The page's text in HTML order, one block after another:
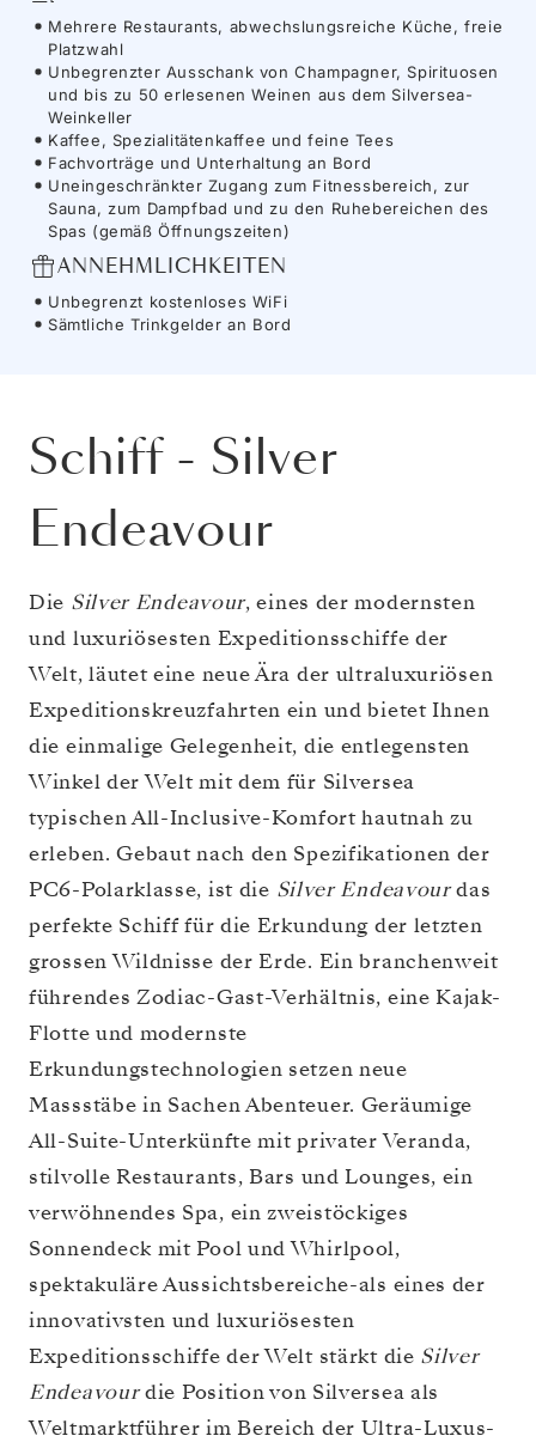
Mehrere Restaurants, abwechslungsreiche Küche, freie
Platzwahl
Unbegrenzter Ausschank von Champagner, Spirituosen
und bis zu 50 erlesenen Weinen aus dem Silversea-
Weinkeller
Kaffee, Spezialitätenkaffee und feine Tees
Fachvorträge und Unterhaltung an Bord
Uneingeschränkter Zugang zum Fitnessbereich, zur
Sauna, zum Dampfbad und zu den Ruhebereichen des
Spas (gemäß Öffnungszeiten)
ANNEHMLICHKEITEN
Unbegrenzt kostenloses WiFi
Sämtliche Trinkgelder an Bord
Schiff- Silver
Endeavour
Die Silver Endeavour, eines der modernsten
und luxuriösesten Expeditionsschiffe der
Welt, läutet eine neue Ära der ultraluxuriösen
Expeditionskreuzfahrten ein und bietet Ihnen
die einmalige Gelegenheit, die entlegensten
Winkel der Welt mit dem für Silversea
typischen All-Inclusive-Komfort hautnah zu
erleben. Gebaut nach den Spezifikationen der
PC6-Polarklasse, ist die Silver Endeavourdas
perfekte Schiff für die Erkundung der letzten
grossen Wildnisse der Erde. Ein branchenweit
führendes Zodiac-Gast-Verhältnis, eine Kajak-
Flotte und modernste
Erkundungstechnologien setzen neue
Massstäbe in Sachen Abenteuer. Geräumige
All-Suite-Unterkünfte mit privater Veranda,
stilvolle Restaurants, Bars und Lounges, ein
verwöhnendes Spa, ein zweistöckiges
Sonnendeck mit Pool und Whirlpool,
spektakuläre Aussichtsbereiche-als eines der
innovativsten und luxuriösesten
Expeditionsschiffe der Welt stärkt die Silver
Endeavourdie Position von Silversea als
Weltmarktführer im Bereich der Ultra-Luxus-